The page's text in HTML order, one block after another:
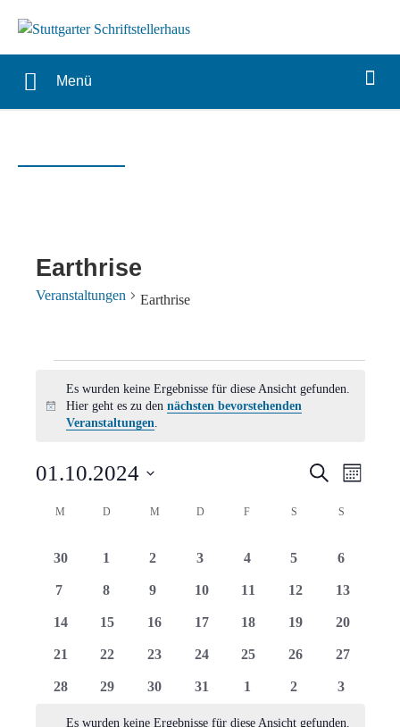
Menü
Earthrise
Veranstaltungen Earthrise
Hinweis
Es wurden keine Ergebnisse für diese Ansicht gefunden.
Hier geht es zu den nächsten bevorstehenden
Veranstaltungen.
Suche
SucheMonat
01.10.2024
Kalender
von
Veranstaltungen
M MONTAG
DDIENSTAG
M MITTWOCH
D DONNERSTAG
F FREITAGS SAMSTAG
S
0
30
0
1
0
2
0
3
0
4
0
5
0
6
0
7
0
8
0
9
0
10
0
11
0
12
0
13
0
14
0
15
0
16
0
17
0
18
0
19
0
20
0
21
0
22
0
23
0
24
0
25
0
26
0
27
0
28
0
29
0
30
0
31
0
1
0
2
0
3
Es wurden keine Ergebnisse für diese Ansicht gefunden.